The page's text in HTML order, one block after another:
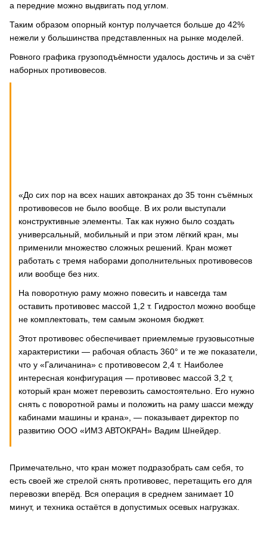
а передние можно выдвигать под углом.
Таким образом опорный контур получается больше до 42%
нежели у большинства представленных на рынке моделей.
Ровного графика грузоподъёмности удалось достичь и за счёт
наборных противовесов.
«До сих пор на всех наших автокранах до 35 тонн съёмных
противовесов не было вообще. В их роли выступали
конструктивные элементы. Так как нужно было создать
универсальный, мобильный и при этом лёгкий кран, мы
применили множество сложных решений. Кран может
работать с тремя наборами дополнительных противовесов
или вообще без них.
На поворотную раму можно повесить и навсегда там
оставить противовес массой 1,2 т. Гидростол можно вообще
не комплектовать, тем самым экономя бюджет.
Этот противовес обеспечивает приемлемые грузовысотные
характеристики — рабочая область 360° и те же показатели,
что у «Галичанина» с противовесом 2,4 т. Наиболее
интересная конфигурация — противовес массой 3,2 т,
который кран может перевозить самостоятельно. Его нужно
снять с поворотной рамы и положить на раму шасси между
кабинами машины и крана», — показывает директор по
развитию ООО «ИМЗ АВТОКРАН» Вадим Шнейдер.
Примечательно, что кран может подразобрать сам себя, то
есть своей же стрелой снять противовес, перетащить его для
перевозки вперёд. Вся операция в среднем занимает 10
минут, и техника остаётся в допустимых осевых нагрузках.